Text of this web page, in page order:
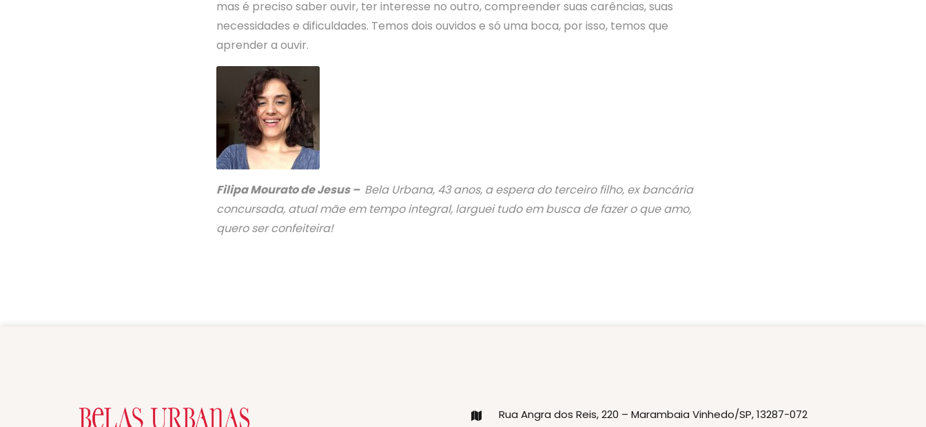
mas é preciso saber ouvir, ter interesse no outro, compreender suas carências, suas
necessidades e dificuldades. Temos dois ouvidos e só uma boca, por isso, temos que
aprender a ouvir.
Filipa Mourato de Jesus – Bela Urbana, 43 anos, a espera do terceiro filho, ex bancária
concursada, atual mãe em tempo integral, larguei tudo em busca de fazer o que amo,
quero ser confeiteira!
Rua Angra dos Reis, 220 – Marambaia Vinhedo/SP, 13287-072